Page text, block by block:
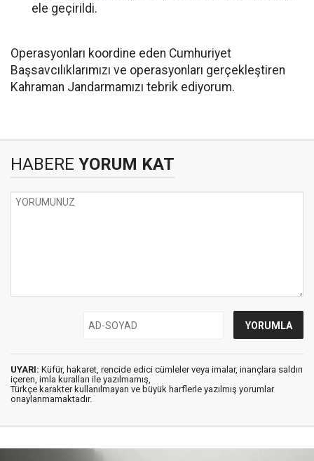
ele geçirildi.
Operasyonları koordine eden Cumhuriyet
Başsavcılıklarımızı ve operasyonları gerçekleştiren
Kahraman Jandarmamızı tebrik ediyorum.
HABERE YORUM KAT
UYARI: Küfür, hakaret, rencide edici cümleler veya imalar, inançlara saldırı
içeren, imla kuralları ile yazılmamış,
Türkçe karakter kullanılmayan ve büyük harflerle yazılmış yorumlar
onaylanmamaktadır.